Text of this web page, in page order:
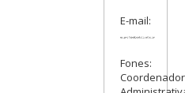
E-mail:
Fones: